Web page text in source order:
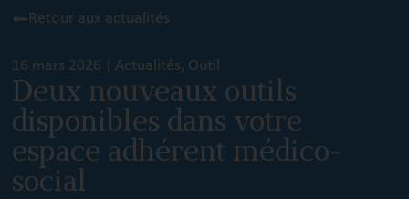
Retour aux actualités
16 mars 2026 Actualités, Outil
Deux nouveaux outils
disponibles dans votre
espace adhérent médico-
social